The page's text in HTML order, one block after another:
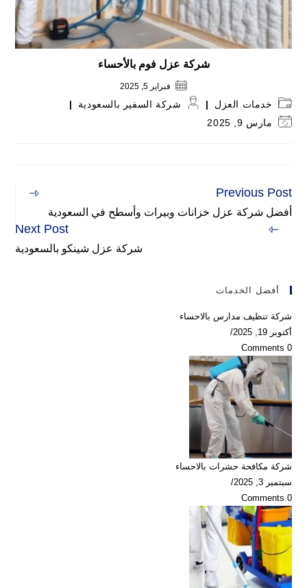
شركة عزل فوم بالأحساء
فبراير 5, 2025
Post
category:
خدمات العزل
Post شركة السفير بالسعودية
Post مارس 9, 2025
Read
more
articles
Previous Post
أفضل شركة عزل خزانات وبيرات وأسطح في السعودية
Next Post
شركة عزل شينكو بالسعودية
أفضل الخدمات
شركة تنظيف مدارس بالاحساء
أكتوبر 19, 2025
/
0 Comments
شركة مكافحة حشرات بالاحساء
سبتمبر 3, 2025
/
0 Comments